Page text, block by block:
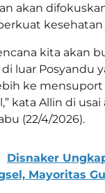
akan
kesehatan
kita akan
luar Posyandu
ke
kata Allin di
(22/4/2026).
Disnaker
Mayoritas